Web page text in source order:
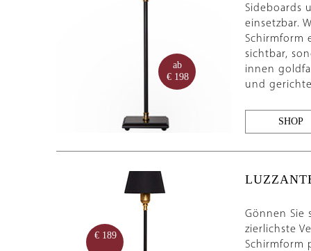
Sideboards
einsetzbar.
Schirmform
sichtbar,
innen
und
SHOP
ab
€ 198
Gönnen Sie
zierlichste
Schirmform
€ 189